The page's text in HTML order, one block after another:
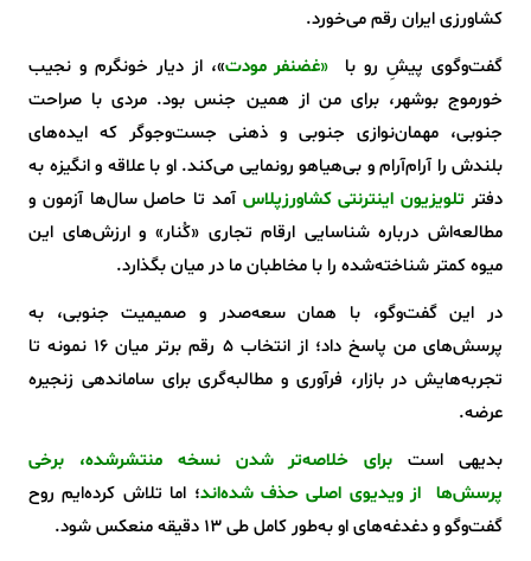
کشاورزی ایران رقم می‌خورد.
گفت‌وگوی پیشِ رو با «غضنفر مودت»، از دیار خونگرم و نجیب
خورموج بوشهر، برای من از همین جنس بود. مردی با صراحت
جنوبی، مهمان‌نوازی جنوبی و ذهنی جست‌وجوگر که ایده‌های
بلندش را آرام‌آرام و بی‌هیاهو رونمایی می‌کند. او با علاقه و انگیزه به
دفتر تلویزیون اینترنتی کشاورزپلاس آمد تا حاصل سال‌ها آزمون و
مطالعه‌اش درباره شناسایی ارقام تجاری «کُنار» و ارزش‌های این
میوه کمتر شناخته‌شده را با مخاطبان ما در میان بگذارد.
در این گفت‌وگو، با همان سعه‌صدر و صمیمیت جنوبی، به
پرسش‌های من پاسخ داد؛ از انتخاب ۵ رقم برتر میان ۱۶ نمونه تا
تجربه‌هایش در بازار، فرآوری و مطالبه‌گری برای ساماندهی زنجیره
عرضه.
بدیهی است برای خلاصه‌تر شدن نسخه منتشرشده، برخی
پرسش‌ها از ویدیوی اصلی حذف شده‌اند؛ اما تلاش کرده‌ایم روح
گفت‌وگو و دغدغه‌های او به‌طور کامل طی 13 دقیقه منعکس شود.